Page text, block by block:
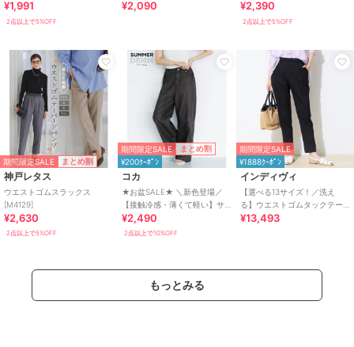
¥1,991
2点以上で5%OFF
勤・旅行に使えるプリーツリ
¥2,090 ¥2,390
2点以上で5%OFF
期間限定SALE まとめ割
神戸レタス
ウエストゴムスラックス
[M4129]
¥2,630
2点以上で5%OFF
期間限定SALE まとめ割
¥200ｸｰﾎﾟﾝ
コカ
★お盆SALE★ ＼新色登場／
【接触冷感・薄くて軽い】サ
マーデニムウエストゴムイー
ジーパンツ 全4色
¥2,490
2点以上で10%OFF
期間限定SALE
¥1888ｸｰﾎﾟﾝ
インディヴィ
【選べる13サイズ！／洗え
る】ウエストゴムタックテー
パード褒められパンツ
¥13,493
もっとみる